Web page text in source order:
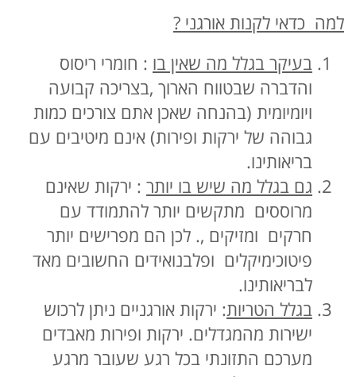
למה כדאי לקנות אורגני ?
בעיקר בגלל מה שאין בו : חומרי ריסוס
והדברה שבטווח הארוך ,בצריכה קבועה
ויומיומית (בהנחה שאכן אתם צורכים כמות
גבוהה של ירקות ופירות) אינם מיטיבים עם
בריאותינו.
גם בגלל מה שיש בו יותר : ירקות שאינם
מרוססים מתקשים יותר להתמודד עם
חרקים ומזיקים ,. לכן הם מפרישים יותר
פיטוכימיקלים ופלבנואידים החשובים מאד
לבריאותינו.
בגלל הטריות: ירקות אורגניים ניתן לרכוש
ישירות מהמגדלים. ירקות ופירות מאבדים
מערכם התזונתי בכל רגע שעובר מרגע